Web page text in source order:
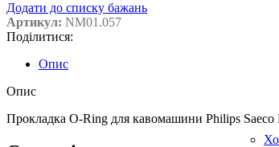
Додати до списку бажань
Артикул: NM01.057
Поділитися:
Опис
Опис
Прокладка O-Ring для кавомашини Philips Saeco